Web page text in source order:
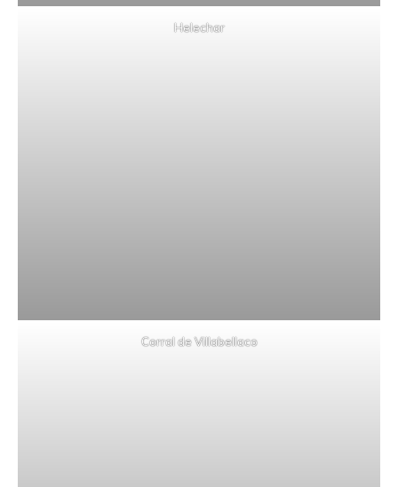
Helechar
Corral de Villabellaco